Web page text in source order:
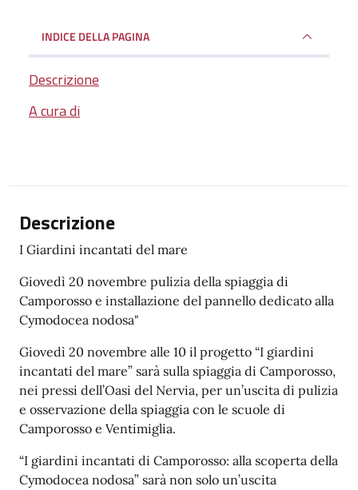
INDICE DELLA PAGINA
Descrizione
A cura di
Descrizione
I Giardini incantati del mare
Giovedì 20 novembre pulizia della spiaggia di
Camporosso e installazione del pannello dedicato alla
Cymodocea nodosa"
Giovedì 20 novembre alle 10 il progetto “I giardini
incantati del mare” sarà sulla spiaggia di Camporosso,
nei pressi dell’Oasi del Nervia, per un’uscita di pulizia
e osservazione della spiaggia con le scuole di
Camporosso e Ventimiglia.
“I giardini incantati di Camporosso: alla scoperta della
Cymodocea nodosa” sarà non solo un’uscita